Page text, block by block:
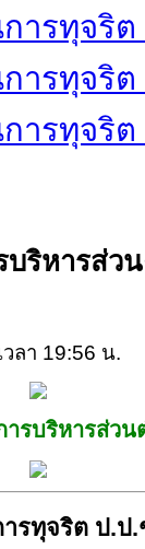
การทุจริ
การทุจริ
การทุจริ
ริหารส่ว
ลา 19:56 น.
ารบริหารส่ว
ารทุจริต ป.